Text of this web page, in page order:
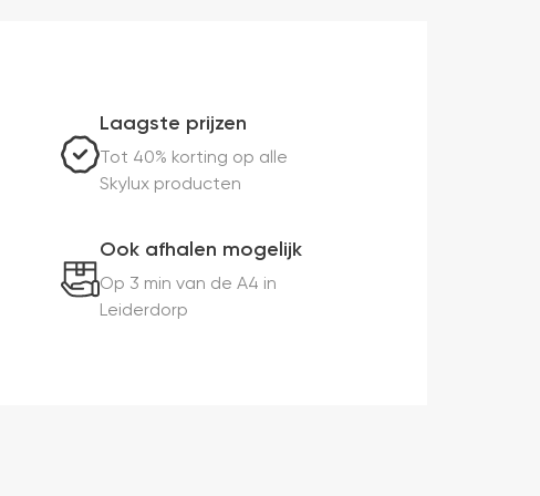
Laagste prijzen
Tot 40% korting op alle
Skylux producten
Ook afhalen mogelijk
Op 3 min van de A4 in
Leiderdorp